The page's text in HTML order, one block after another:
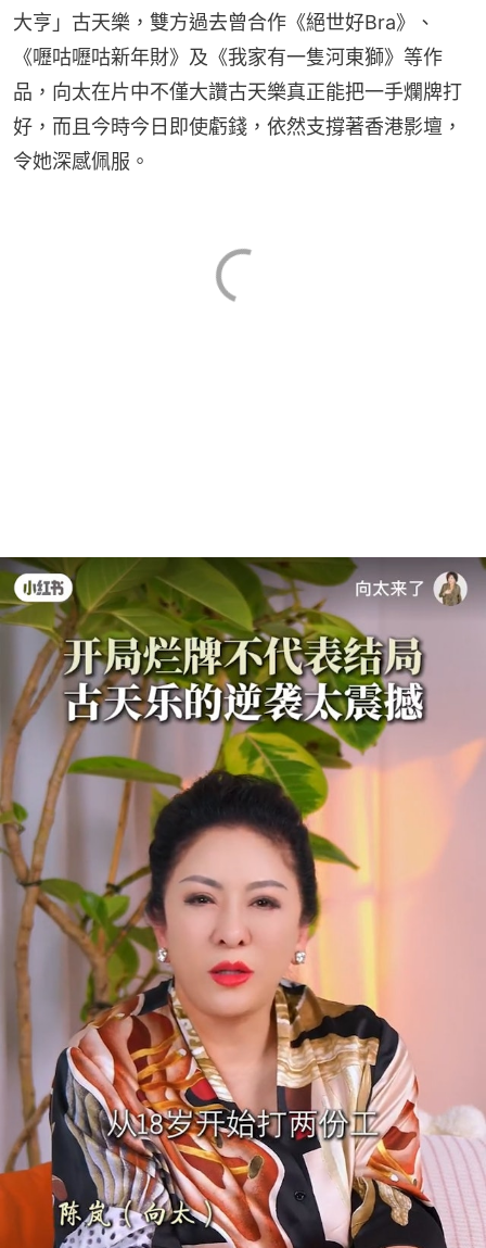
大亨」古天樂，雙方過去曾合作《絕世好Bra》、
《嚦咕嚦咕新年財》及《我家有一隻河東獅》等作
品，向太在片中不僅大讚古天樂真正能把一手爛牌打
好，而且今時今日即使虧錢，依然支撐著香港影壇，
令她深感佩服。